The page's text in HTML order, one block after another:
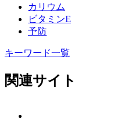
カリウム
ビタミンE
予防
キーワード一覧
関連サイト